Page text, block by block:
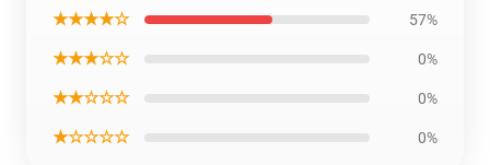
★★★★☆ 57%
★★★☆☆ 0%
★★☆☆☆ 0%
★☆☆☆☆ 0%